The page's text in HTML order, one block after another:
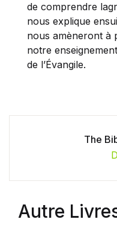
de comprendre
nous explique
nous amèneront à
notre
de l’Évangile.
The
Autre